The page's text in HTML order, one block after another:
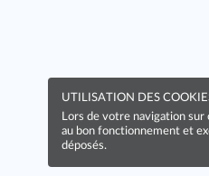
UTILISATION DES
Lors de votre navigation sur
au bon fonctionnement et
déposés.